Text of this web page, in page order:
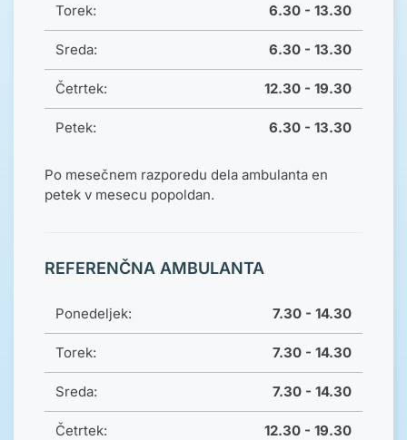
Torek: 6.30 - 13.30
Sreda: 6.30 - 13.30
Četrtek: 12.30 - 19.30
Petek: 6.30 - 13.30
Po mesečnem razporedu dela ambulanta en
petek v mesecu popoldan.
REFERENČNA AMBULANTA
Ponedeljek: 7.30 - 14.30
Torek: 7.30 - 14.30
Sreda: 7.30 - 14.30
Četrtek: 12.30 - 19.30